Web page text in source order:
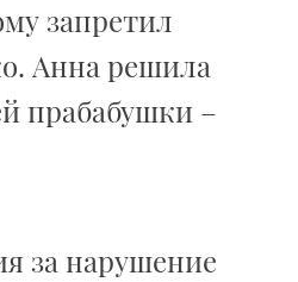
запретил
Анна решила
прабабушки –
за нарушение